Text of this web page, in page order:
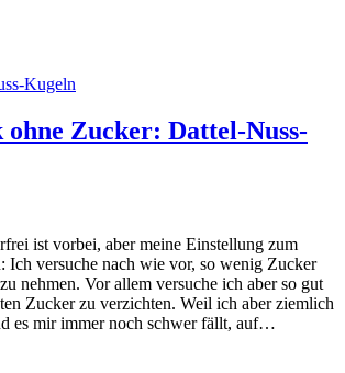
ohne Zucker: Dattel-Nuss-
ist vorbei, aber meine Einstellung zum
Ich versuche nach wie vor, so wenig Zucker
nehmen. Vor allem versuche ich aber so gut
Zucker zu verzichten. Weil ich aber ziemlich
es mir immer noch schwer fällt, auf…